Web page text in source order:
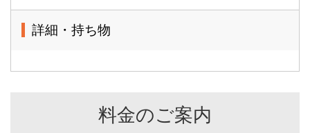
詳細・持ち物
料金のご案内